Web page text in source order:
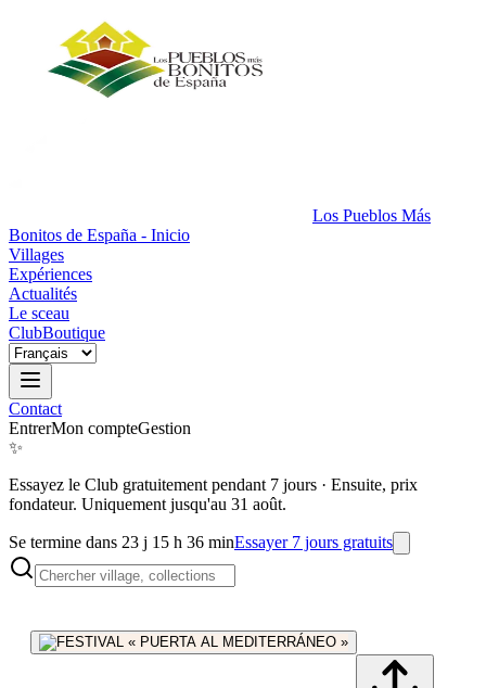
Los Pueblos Más
Bonitos de España - Inicio
Villages
Expériences
Actualités
Le sceau
ClubBoutique
Contact
EntrerMon compteGestion
✨
Essayez le Club gratuitement pendant 7 jours · Ensuite, prix
fondateur. Uniquement jusqu'au 31 août.
Se termine dans 23 j 15 h 36 minEssayer 7 jours gratuits